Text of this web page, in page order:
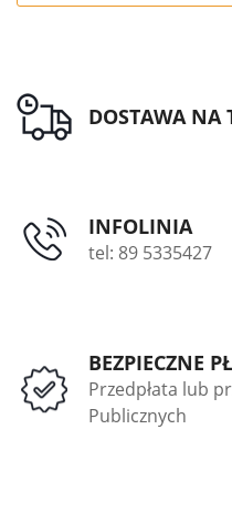
DOSTAWA NA
INFOLINIA
tel: 89 5335427
BEZPIECZNE
Przedpłata lub
Publicznych